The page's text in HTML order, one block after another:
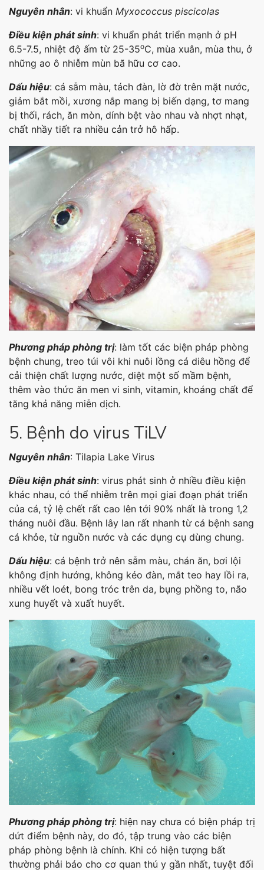
Nguyên nhân: vi khuẩn Myxococcus piscicolas
Điều kiện phát sinh: vi khuẩn phát triển mạnh ở pH
6.5-7.5, nhiệt độ ấm từ 25-35oC, mùa xuân, mùa thu, ở
những ao ô nhiễm mùn bã hữu cơ cao.
Dấu hiệu: cá sẫm màu, tách đàn, lờ đờ trên mặt nước,
giảm bắt mồi, xương nắp mang bị biến dạng, tơ mang
bị thối, rách, ăn mòn, dính bệt vào nhau và nhợt nhạt,
chất nhầy tiết ra nhiều cản trở hô hấp.
Phương pháp phòng trị: làm tốt các biện pháp phòng
bệnh chung, treo túi vôi khi nuôi lồng cá diêu hồng để
cải thiện chất lượng nước, diệt một số mầm bệnh,
thêm vào thức ăn men vi sinh, vitamin, khoáng chất để
tăng khả năng miễn dịch.
5. Bệnh do virus TiLV
Nguyên nhân: Tilapia Lake Virus
Điều kiện phát sinh: virus phát sinh ở nhiều điều kiện
khác nhau, có thể nhiễm trên mọi giai đoạn phát triển
của cá, tỷ lệ chết rất cao lên tới 90% nhất là trong 1,2
tháng nuôi đầu. Bệnh lây lan rất nhanh từ cá bệnh sang
cá khỏe, từ nguồn nước và các dụng cụ dùng chung.
Dấu hiệu: cá bệnh trở nên sẫm màu, chán ăn, bơi lội
không định hướng, không kéo đàn, mắt teo hay lồi ra,
nhiều vết loét, bong tróc trên da, bụng phồng to, não
xung huyết và xuất huyết.
Phương pháp phòng trị: hiện nay chưa có biện pháp trị
dứt điểm bệnh này, do đó, tập trung vào các biện
pháp phòng bệnh là chính. Khi có hiện tượng bất
thường phải báo cho cơ quan thú y gần nhất, tuyệt đối